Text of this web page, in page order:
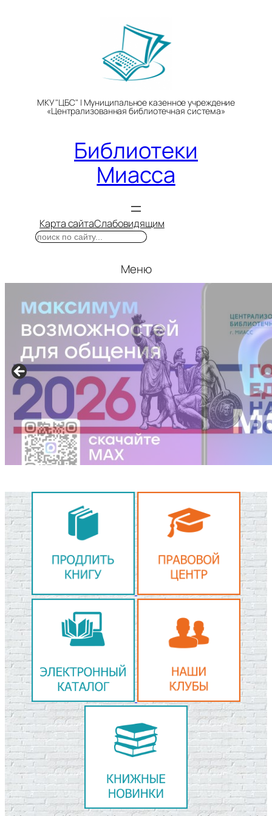
МКУ "ЦБС" | Муниципальное казенное учреждение
«Централизованная библиотечная система»
Библиотеки
Миасса
Карта сайтаСлабовидящим
Поиск
Меню